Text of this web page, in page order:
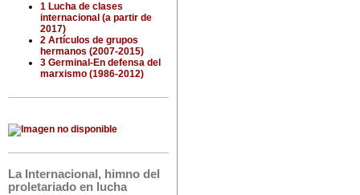
1 Lucha de clases
internacional (a partir de
2017)
2 Artículos de grupos
hermanos (2007-2015)
3 Germinal-En defensa del
marxismo (1986-2012)
La Internacional, himno del
proletariado en lucha